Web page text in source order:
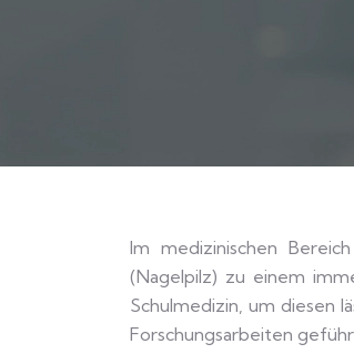
Im medizinischen
(Nagelpilz) zu einem
Schulmedizin, um diesen
Forschungsarbeiten